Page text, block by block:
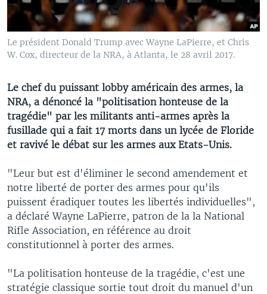
Le président Donald Trump avec Wayne LaPierre, et Chris
W. Cox, directeur de la NRA, à Atlanta, le 28 avril 2017.
Le chef du puissant lobby américain des armes, la
NRA, a dénoncé la "politisation honteuse de la
tragédie" par les militants anti-armes après la
fusillade qui a fait 17 morts dans un lycée de Floride
et ravivé le débat sur les armes aux Etats-Unis.
"Leur but est d'éliminer le second amendement et
notre liberté de porter des armes pour qu'ils
puissent éradiquer toutes les libertés individuelles",
a déclaré Wayne LaPierre, patron de la la National
Rifle Association, en référence au droit
constitutionnel à porter des armes.
"La politisation honteuse de la tragédie, c'est une
stratégie classique sortie tout droit du manuel d'un